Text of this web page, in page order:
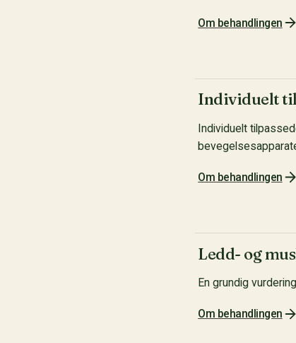
Om behandlingen
Individuelt
Individuelt
Om behandlingen
Ledd- og
En grundig
Om behandlingen